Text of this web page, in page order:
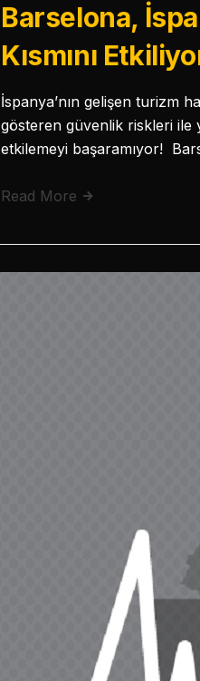
Barselona,
Kısmını
İspanya’nın gelişen turizm
gösteren güvenlik riskleri ile
etkilemeyi başaramıyor!
Read More